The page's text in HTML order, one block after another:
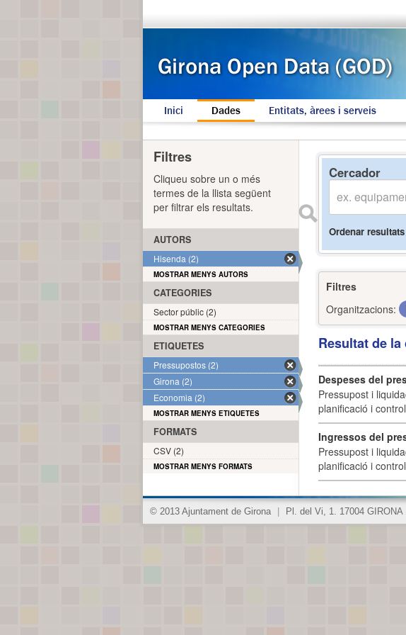
Inici Dades Entitats, àrees i serveis
Cercador
Ordenar
Filtres
Organitzacions:
Resultat de
Despeses del
Pressupost i
planificació i
Ingressos del
Pressupost i
planificació i
Filtres
Cliqueu sobre un o més
termes de la llista següent
per filtrar els resultats.
AUTORS
Hisenda (2)
MOSTRAR MENYS AUTORS
CATEGORIES
Sector públic (2)
MOSTRAR MENYS CATEGORIES
ETIQUETES
Pressupostos (2)
Girona (2)
Economia (2)
MOSTRAR MENYS ETIQUETES
FORMATS
CSV (2)
MOSTRAR MENYS FORMATS
© 2013 Ajuntament de Girona Pl. del Vi, 1. 17004 GIRONA